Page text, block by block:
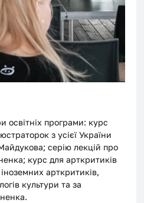
освітніх програми: курс
з усієї України
серію лекцій про
курс для арткритиків
арткритиків,
культури та за